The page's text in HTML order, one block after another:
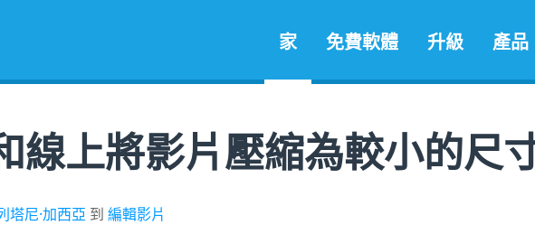
家 免費軟體 升級 產品
線上將影片壓縮為較小的尺
塔尼·加西亞 到 編輯影片